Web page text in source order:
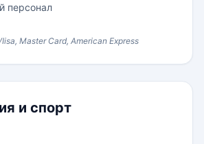
персонал
Master Card, American Express
и спорт